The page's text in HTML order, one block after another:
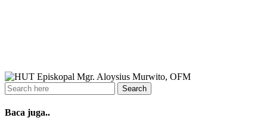
Baca juga..